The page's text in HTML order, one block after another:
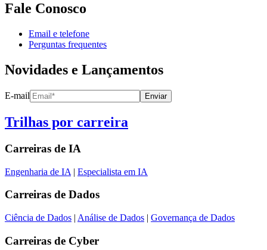
Fale Conosco
Email e telefone
Perguntas frequentes
Novidades e Lançamentos
E-mail Enviar
Trilhas por carreira
Carreiras de IA
Engenharia de IA | Especialista em IA
Carreiras de Dados
Ciência de Dados | Análise de Dados | Governança de Dados
Carreiras de Cyber